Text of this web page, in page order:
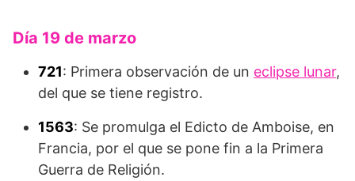
Día 19 de marzo
721: Primera observación de un eclipse lunar,
del que se tiene registro.
1563: Se promulga el Edicto de Amboise, en
Francia, por el que se pone fin a la Primera
Guerra de Religión.